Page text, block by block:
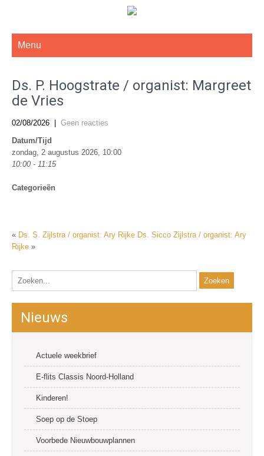
Menu
Ds. P. Hoogstrate / organist: Margreet
de Vries
02/08/2026
Geen reacties
Datum/Tijd
zondag, 2 augustus 2026, 10:00
10:00 - 11:15
Categorieën
« Ds. S. Zijlstra / organist: Ary Rijke Ds. Sicco Zijlstra / organist: Ary
Rijke »
Nieuws
Actuele weekbrief
E-flits Classis Noord-Holland
Kinderen!
Soep op de Stoep
Voorbede Nieuwbouwplannen